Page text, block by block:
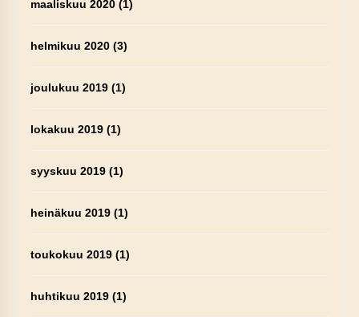
maaliskuu 2020(1)
helmikuu 2020(3)
joulukuu 2019(1)
lokakuu 2019(1)
syyskuu 2019(1)
heinäkuu 2019(1)
toukokuu 2019(1)
huhtikuu 2019(1)